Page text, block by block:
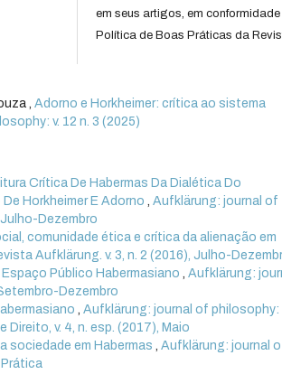
em seus artigos, em
Política de Boas Práticas da
,Adorno e Horkheimer: crítica ao sistema
v. 12 n. 3 (2025)
Crítica De Habermas Da Dialética Do
Horkheimer E Adorno,Aufklärung: journal of
Dezembro
comunidade ética e crítica da alienação em
Aufklärung. v. 3, n. 2 (2016), Julho-
Público Habermasiano,Aufklärung:
Dezembro
,Aufklärung: journal of philosophy:
v. 4, n. esp. (2017), Maio
sociedade em Habermas,Aufklärung: journal